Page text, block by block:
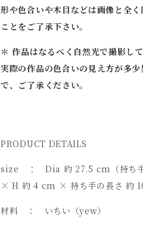
形や色合いや木目などは画像と全
ことをご了承下さい。
＊ 作品はなるべく自然光で撮影し
実際の作品の色合いの見え方が多
で、ご了承ください。
PRODUCT DETAILS
size ： Dia 約 27.5 cm（持ち
× H 約 4 cm × 持ち手の長さ 約
材料 ： いちい（yew）